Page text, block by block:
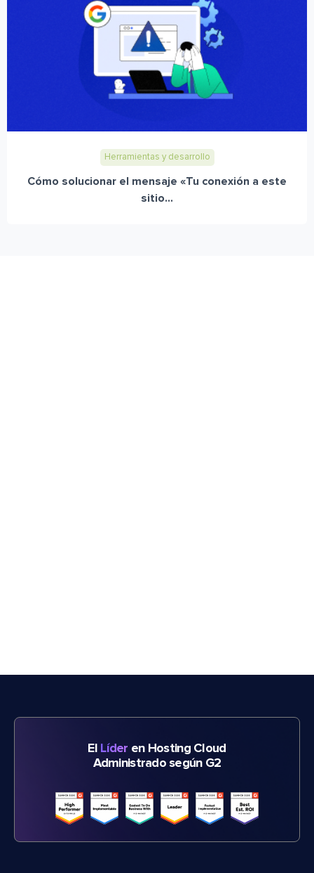
Herramientas y desarrollo
Cómo solucionar el mensaje «Tu conexión a este
sitio...
El Líder en Hosting Cloud
Administrado según G2